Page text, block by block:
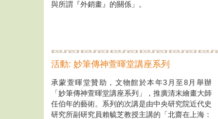
與所謂『外銷畫』的關係」。
活動: 妙筆傳神萱暉堂講座系列
承蒙萱暉堂贊助，文物館於本年3月至8月舉辦
「妙筆傳神萱暉堂講座系列」，推廣清末繪畫大師
任伯年的藝術。系列的次講是由中央研究院近代史
研究所副研究員賴毓芝教授主講的「北齋在上海：